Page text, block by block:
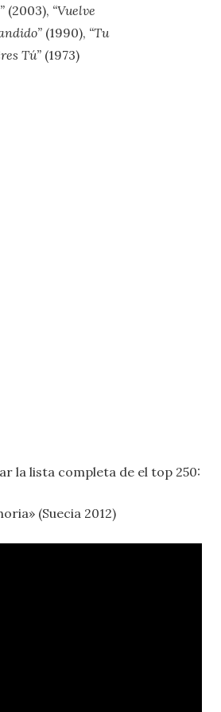
(2003), “Vuelve
(1990), “Tu
Tú” (1973)
la lista completa de el top 250:
(Suecia 2012)